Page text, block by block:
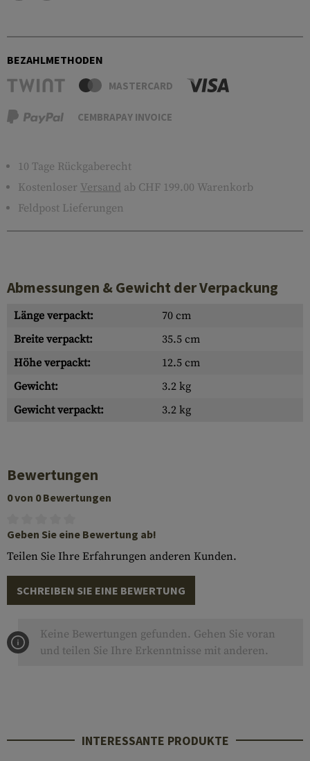
BEZAHLMETHODEN
MASTERCARD
CEMBRAPAY INVOICE
10 Tage Rückgaberecht
Kostenloser Versand ab CHF 199.00 Warenkorb
Feldpost Lieferungen
Abmessungen & Gewicht der Verpackung
Länge verpackt:
70 cm
Breite verpackt:
35.5 cm
Höhe verpackt:
12.5 cm
Gewicht:
3.2 kg
Gewicht verpackt:
3.2 kg
Bewertungen
0 von 0 Bewertungen
Geben Sie eine Bewertung ab!
Teilen Sie Ihre Erfahrungen anderen Kunden.
SCHREIBEN SIE EINE BEWERTUNG
Keine Bewertungen gefunden. Gehen Sie voran
und teilen Sie Ihre Erkenntnisse mit anderen.
INTERESSANTE PRODUKTE